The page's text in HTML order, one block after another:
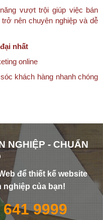
vượt trội giúp việc bán
nên chuyên nghiệp và dễ
nhất
online
khách hàng nhanh chóng
NGHIỆP - CHUẨN
để thiết kế website
của bạn!
9999